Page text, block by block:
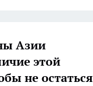
Азии
этой
не остаться